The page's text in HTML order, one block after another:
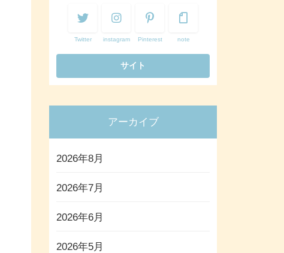
Twitter instagram Pinterest note
アーカイブ
2026年8月
2026年7月
2026年6月
2026年5月